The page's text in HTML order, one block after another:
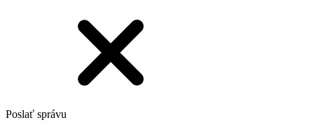
Poslať správu